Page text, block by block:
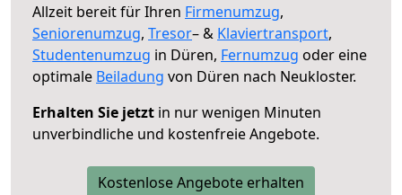
Allzeit bereit für Ihren Firmenumzug,
Seniorenumzug, Tresor– & Klaviertransport,
Studentenumzug in Düren, Fernumzug oder eine
optimale Beiladung von Düren nach Neukloster.
Erhalten Sie jetzt in nur wenigen Minuten
unverbindliche und kostenfreie Angebote.
Kostenlose Angebote erhalten